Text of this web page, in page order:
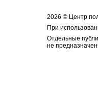
2026 © Центр
При
Отдельные
не